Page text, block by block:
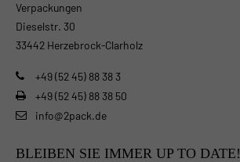
Verpackungen
Dieselstr. 30
33442 Herzebrock-Clarholz
+49 (52 45) 88 38 3
+49 (52 45) 88 38 50
info@2pack.de
BLEIBEN SIE IMMER UP TO DATE!